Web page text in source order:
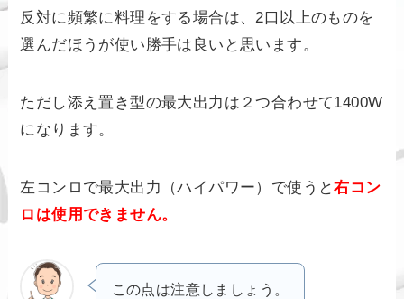
反対に頻繁に料理をする場合は、2口以上のものを
選んだほうが使い勝手は良いと思います。
ただし添え置き型の最大出力は２つ合わせて1400W
になります。
左コンロで最大出力（ハイパワー）で使うと右コン
ロは使用できません。
この点は注意しましょう。